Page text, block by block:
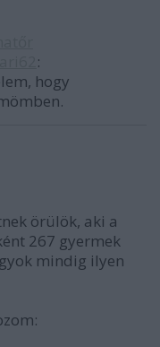
:
hogy
örülök, aki a
267 gyermek
mindig ilyen